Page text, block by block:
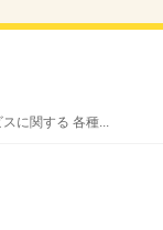
に関する 各種...